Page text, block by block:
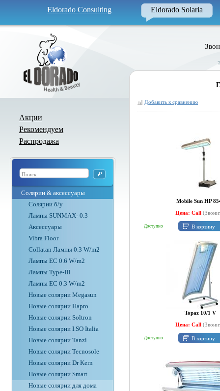
Eldorado Consulting Eldorado Solaria
Акции
Рекомендуем
Распродажа
Солярии & аксессуары
Солярии б/у
Лампы SUNMAX- 0.3
Аксессуары
Vibra Floor
Collatan Лампы 0.3 W/m2
Лампы ЕС 0.6 W/m2
Лампы Type-III
Лампы EC 0.3 W/m2
Новые солярии Megasun
Новые солярии Hapro
Новые солярии Soltron
Новые солярии I.SO Italia
Новые солярии Tanzi
Новые солярии Tecnosole
Новые солярии Dr Kern
Новые солярии Smart
Новые солярии для дома
Добавить к сравнению
Mobile Sun HP
Цена: Call
Доступно В корзину
Topaz 10/1 V
Цена: Call
Доступно В корзину